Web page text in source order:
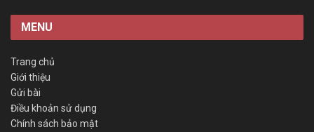
MENU
Trang chủ
Giới thiệu
Gửi bài
Điều khoản sử dụng
Chính sách bảo mật